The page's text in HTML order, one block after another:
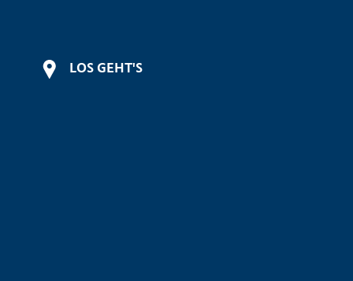
LOS GEHT'S